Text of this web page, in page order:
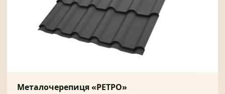
Металочерепиця «РЕТРО»